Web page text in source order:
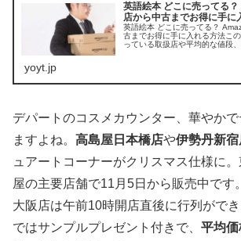
英語絵本 どこに売ってる
店から中古までお得に手に
英語絵本 どこに売ってる？
古までお得に手に入れる方法こ
っている取扱店や平均的な値段
yoyt.jp
デパートのコスメカウンター、華やか
ますよね。 高島屋日本橋店や伊勢丹新宿
ュアートコーナーがクリスマス仕様に
屋の主要店舗で11月5日から販売中です
大阪店は午前10時開店直後に行列がで
ではサンプルプレゼント付きで、 平均価